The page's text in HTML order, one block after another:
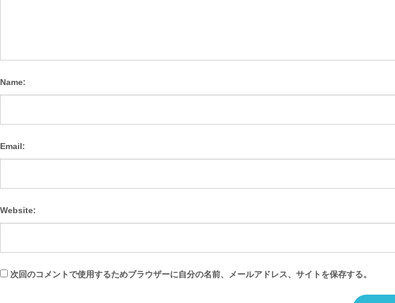
Name:
Email:
Website:
次回のコメントで使用するためブラウザーに自分の名前、メールアドレス、サイトを保存する。